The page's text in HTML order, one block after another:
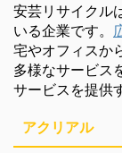
安芸リサイクル
いる企業です。
宅やオフィスか
多様なサービス
サービスを提供
アクリアル